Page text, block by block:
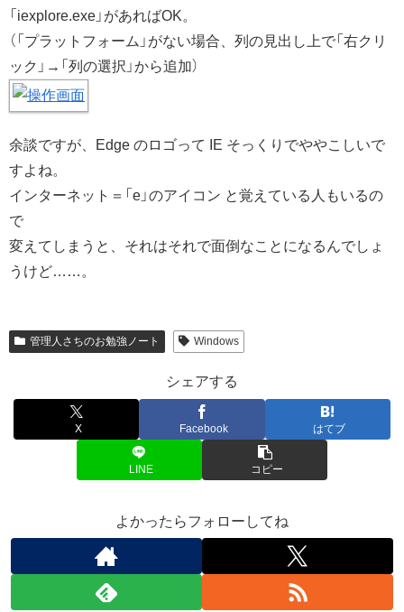
「iexplore.exe」があればOK。
（「プラットフォーム」がない場合、列の見出し上で「右クリ
ック」→「列の選択」から追加）
余談ですが、Edge のロゴって IE そっくりでややこしいで
すよね。
インターネット＝「e」のアイコン と覚えている人もいるの
で
変えてしまうと、それはそれで面倒なことになるんでしょ
うけど……。
管理人さちのお勉強ノート Windows
シェアする
X Facebook はてブ
LINE コピー
よかったらフォローしてね